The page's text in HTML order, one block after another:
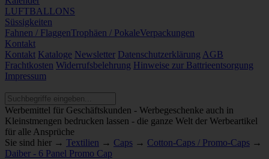
LUFTBALLONS
Süssigkeiten
Fahnen / FlaggenTrophäen / PokaleVerpackungen
Kontakt
Kontakt Kataloge Newsletter Datenschutzerklärung AGB
Frachtkosten Widerrufsbelehrung Hinweise zur Battrieentsorgung
Impressum
Werbemittel für Geschäftskunden - Werbegeschenke auch in
Kleinstmengen bedrucken lassen - die ganze Welt der Werbeartikel
für alle Ansprüche
Sie sind hier → Textilien → Caps → Cotton-Caps / Promo-Caps →
Daiber - 6 Panel Promo Cap